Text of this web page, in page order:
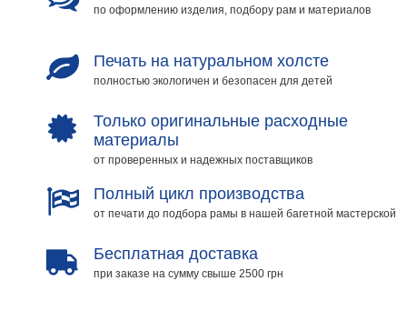
по оформлению изделия, подбору рам и материалов
Печать на натуральном холсте
полностью экологичен и безопасен для детей
Только оригинальные расходные
материалы
от проверенных и надежных поставщиков
Полный цикл производства
от печати до подбора рамы в нашей багетной мастерской
Бесплатная доставка
при заказе на сумму свыше 2500 грн